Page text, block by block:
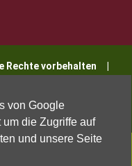
von Google
die Zugriffe auf
und unsere Seite
Rechte vorbehalten |